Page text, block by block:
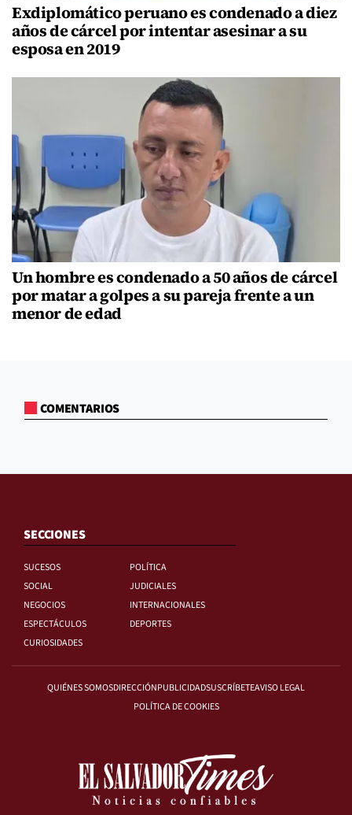
Exdiplomático peruano es condenado a diez
años de cárcel por intentar asesinar a su
esposa en 2019
Un hombre es condenado a 50 años de cárcel
por matar a golpes a su pareja frente a un
menor de edad
COMENTARIOS
SECCIONES
SUCESOS
POLÍTICA
SOCIAL
JUDICIALES
NEGOCIOS
INTERNACIONALES
ESPECTÁCULOS
DEPORTES
CURIOSIDADES
QUIÉNES SOMOSDIRECCIÓNPUBLICIDADSUSCRÍBETEAVISO LEGAL
POLÍTICA DE COOKIES